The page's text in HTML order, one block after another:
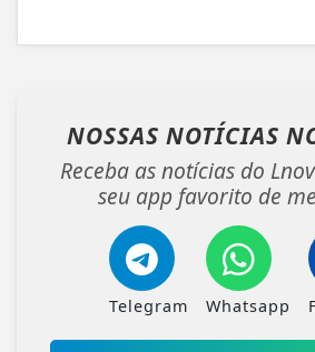
NOSSAS NOTÍCIAS
Receba as notícias do
seu app favorito de
Telegram Whatsapp